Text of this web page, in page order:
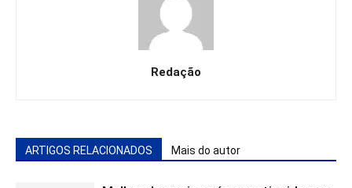
Redação
ARTIGOS RELACIONADOS Mais do autor